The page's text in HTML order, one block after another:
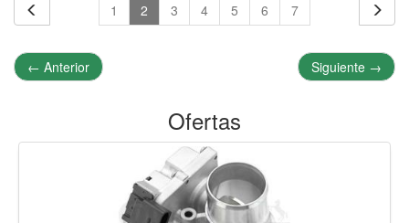
1 2 3 4 5 6 7
← Anterior Siguiente →
Ofertas